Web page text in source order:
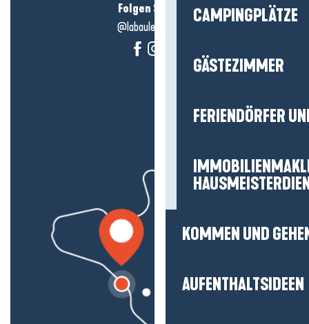
CAMPINGPLÄTZE
GÄSTEZIMMER
FERIENDÖRFER
KOMMEN UND
AUFENTHALTSIDEEN
Folgen Sie uns!
@labauleguérande